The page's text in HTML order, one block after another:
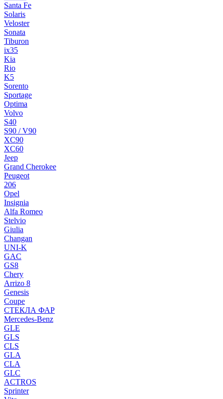
Santa Fe
Solaris
Veloster
Sonata
Tiburon
ix35
Kia
Rio
K5
Sorento
Sportage
Optima
Volvo
S40
S90 / V90
XC90
XC60
Jeep
Grand Cherokee
Peugeot
206
Opel
Insignia
Alfa Romeo
Stelvio
Giulia
Changan
UNI-K
GAC
GS8
Chery
Arrizo 8
Genesis
Coupe
СТЕКЛА ФАР
Mercedes-Benz
GLE
GLS
CLS
GLA
CLA
GLC
ACTROS
Sprinter